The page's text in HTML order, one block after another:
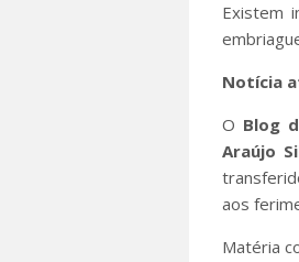
Existem
Notícia
O Blog
Araújo
aos
Matéria